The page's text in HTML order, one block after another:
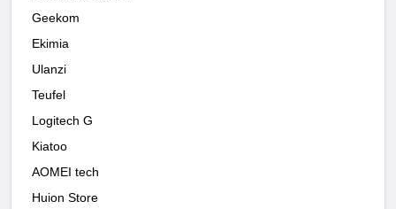
Geekom
Ekimia
Ulanzi
Teufel
Logitech G
Kiatoo
AOMEI tech
Huion Store